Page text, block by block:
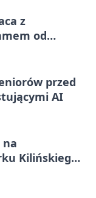
z
od
przed
AI
na
Kilińskiego